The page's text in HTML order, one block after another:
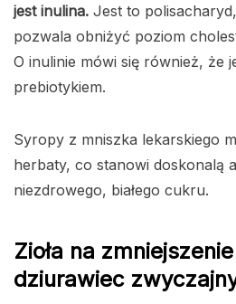
jest inulina. Jest to
pozwala obniżyć poziom
O inulinie mówi się również, że
prebiotykiem.
Syropy z mniszka lekarskiego
herbaty, co stanowi doskonalą
niezdrowego, białego cukru.
Zioła na
dziurawiec